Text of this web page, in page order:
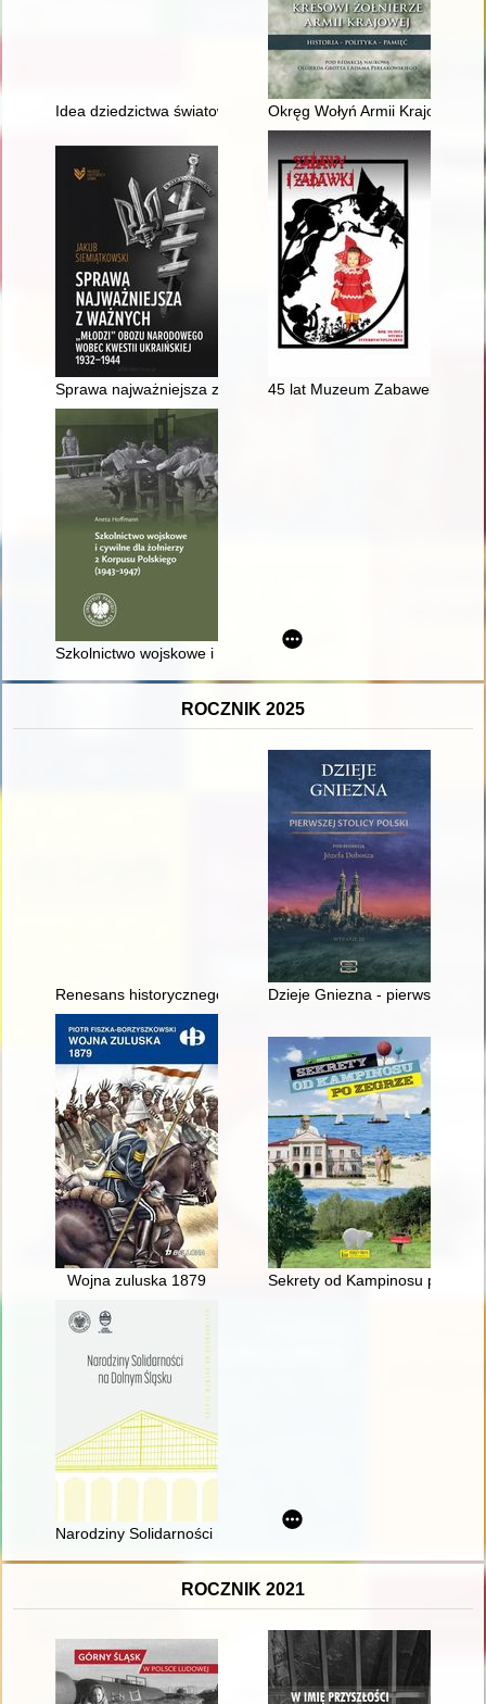
Idea dziedzictwa światowego i jej przemiany w okresie
Okręg Wołyń Armii Krajowej
Sprawa najważniejsza z ważnych : "młodzi" obozu
45 lat Muzeum Zabawek i
Szkolnictwo wojskowe i cywilne dla żołnierzy 2 Korpusu
ROCZNIK 2025
Renesans historycznego Miasta Żydowskiego na krakowskim
Dzieje Gniezna - pierwszej
Wojna zuluska 1879 Sekrety od Kampinosu po
Narodziny Solidarności na Dolnym Śląsku
ROCZNIK 2021